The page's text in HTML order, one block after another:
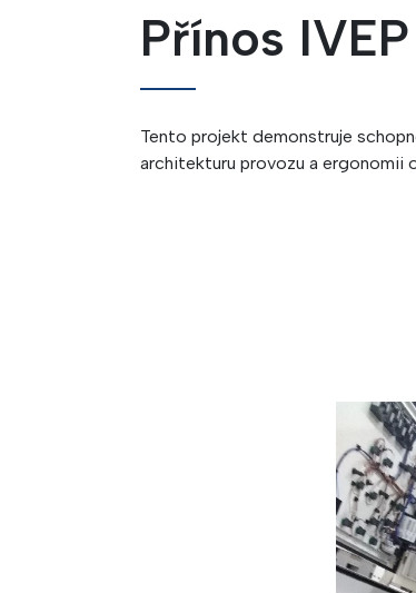
Přínos IVEP
Tento projekt demonstruje
architekturu provozu a ergonomii